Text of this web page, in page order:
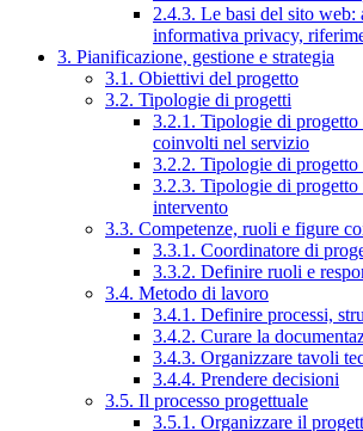
2.4.3. Le basi del sito web:
informativa privacy,
3. Pianificazione, gestione e strategia
3.1. Obiettivi del progetto
3.2. Tipologie di progetti
3.2.1. Tipologie di progetto
coinvolti nel servizio
3.2.2. Tipologie di progetto
3.2.3. Tipologie di progetto
intervento
3.3. Competenze, ruoli e figure
3.3.1. Coordinatore di
3.3.2. Definire ruoli e
3.4. Metodo di lavoro
3.4.1. Definire processi,
3.4.2. Curare la
3.4.3. Organizzare tavoli
3.4.4. Prendere decisioni
3.5. Il processo progettuale
3.5.1. Organizzare il